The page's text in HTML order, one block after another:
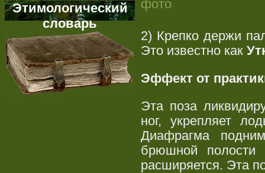
Этимологический
словарь
2) Крепко держи
Это известно как
Эффект от
Эта поза
ног, укрепляет
Диафрагма
брюшной полости
расширяется. Эта